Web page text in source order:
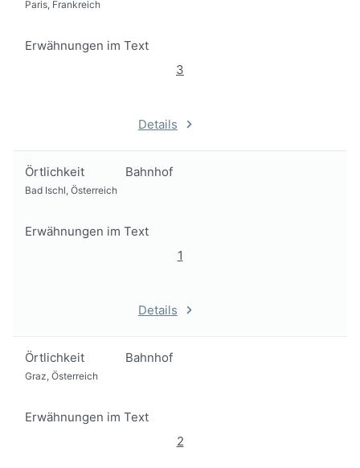
Paris, Frankreich
Erwähnungen im Text
3
Details
Örtlichkeit Bahnhof
Bad Ischl, Österreich
Erwähnungen im Text
1
Details
Örtlichkeit Bahnhof
Graz, Österreich
Erwähnungen im Text
2